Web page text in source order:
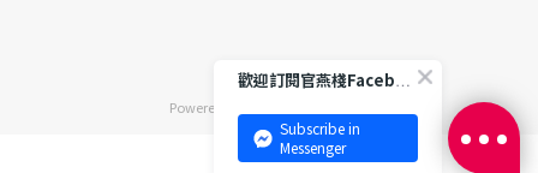
立即購買
Powered by
歡迎訂閱官燕棧Facebook 專頁
Subscribe in
Messenger